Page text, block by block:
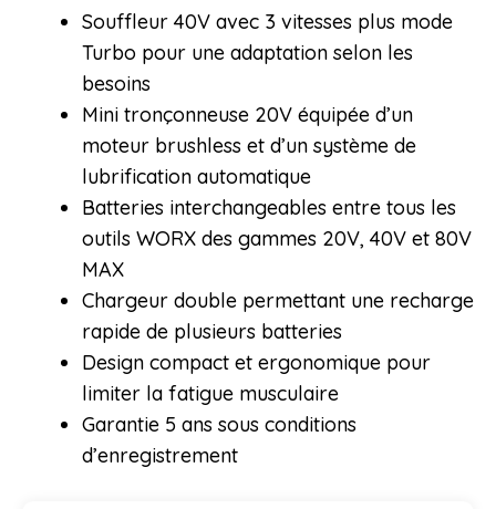
Souffleur 40V avec 3 vitesses plus mode
Turbo pour une adaptation selon les
besoins
Mini tronçonneuse 20V équipée d’un
moteur brushless et d’un système de
lubrification automatique
Batteries interchangeables entre tous les
outils WORX des gammes 20V, 40V et 80V
MAX
Chargeur double permettant une recharge
rapide de plusieurs batteries
Design compact et ergonomique pour
limiter la fatigue musculaire
Garantie 5 ans sous conditions
d’enregistrement